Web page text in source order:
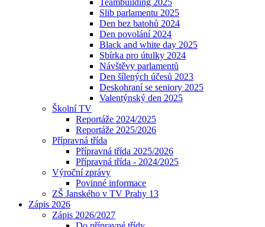
Teambuilding 2025
Slib parlamentu 2025
Den bez batohů 2024
Den povolání 2024
Black and white day 2025
Sbírka pro útulky 2024
Návštěvy parlamentů
Den šílených účesů 2023
Deskohraní se seniory 2025
Valentýnský den 2025
Školní TV
Reportáže 2024/2025
Reportáže 2025/2026
Přípravná třída
Přípravná třída 2025/2026
Přípravná třída - 2024/2025
Výroční zprávy
Povinné informace
ZŠ Janského v TV Prahy 13
Zápis 2026
Zápis 2026/2027